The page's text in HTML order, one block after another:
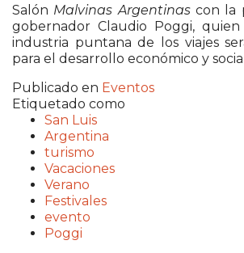
Salón Malvinas Argentinascon la
gobernador Claudio Poggi,
industria puntana de los viajes
para el desarrollo económico y
Publicado en Eventos
Etiquetado como
San Luis
Argentina
turismo
Vacaciones
Verano
Festivales
evento
Poggi